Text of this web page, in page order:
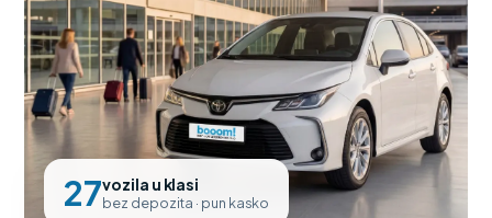
27vozila u klasi
bez depozita · pun kasko